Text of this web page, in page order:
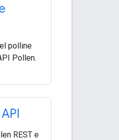
polline
Pollen.
REST e